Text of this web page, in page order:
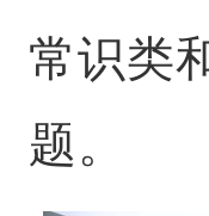
常识类
题。